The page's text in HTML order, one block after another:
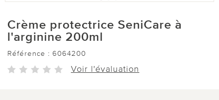
Crème protectrice SeniCare à
l'arginine 200ml
Référence : 6064200
Voir l'évaluation